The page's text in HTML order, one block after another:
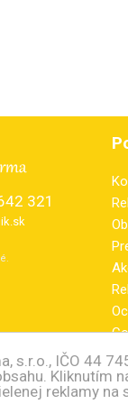
s.r.o., IČO 44
Kliknutím
reklamy
321